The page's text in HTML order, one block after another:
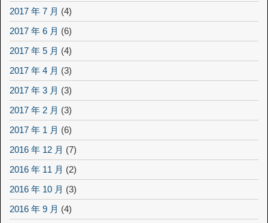
2017 年 7 月 (4)
2017 年 6 月 (6)
2017 年 5 月 (4)
2017 年 4 月 (3)
2017 年 3 月 (3)
2017 年 2 月 (3)
2017 年 1 月 (6)
2016 年 12 月 (7)
2016 年 11 月 (2)
2016 年 10 月 (3)
2016 年 9 月 (4)